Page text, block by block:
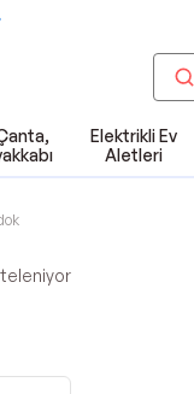
Elektrikli Ev
Aletleri